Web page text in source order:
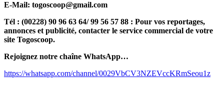
E-Mail: togoscoop@gmail.com
Tél : (00228) 90 96 63 64/ 99 56 57 88 : Pour vos reportages,
annonces et publicité, contacter le service commercial de votre
site Togoscoop.
Rejoignez notre chaîne WhatsApp…
https://whatsapp.com/channel/0029VbCV3NZEVccKRmSeou1z